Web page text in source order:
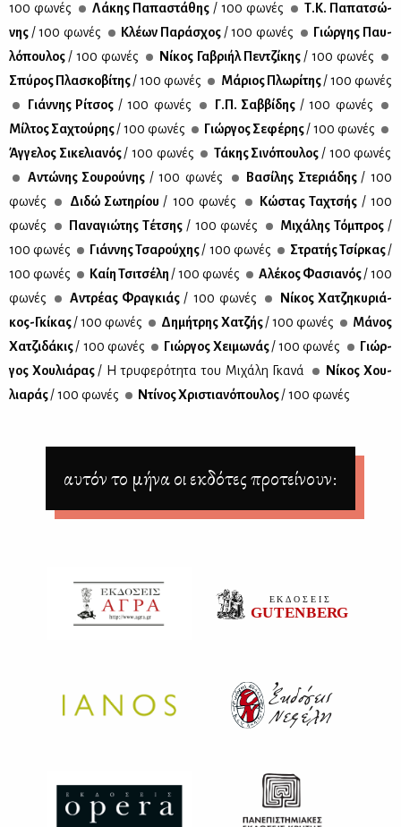
100 φω­νές
Λά­κης Πα­πα­στά­θης / 100 φω­νές
Τ.Κ. Πα­πα­τσώ­
νης/ 100 φω­νές Κλέ­ων Πα­ρά­σχος/ 100 φω­νές
Γιώρ­γης Παυ­
λό­που­λος/ 100 φω­νές Νί­κος Γα­βρι­ήλ Πεν­τζί­κης/ 100 φω­νές
Σπύ­ρος Πλα­σκο­βί­της/ 100 φω­νές Μά­ριος Πλω­ρί­της/ 100 φω­νές
Γιάν­νης Ρί­τσος / 100 φω­νές Γ.Π. Σαβ­βί­δης / 100 φω­νές
Μίλ­τος Σα­χτού­ρης/ 100 φω­νές Γιώρ­γος Σε­φέ­ρης/ 100 φω­νές
Άγ­γε­λος Σι­κε­λια­νός/ 100 φω­νές Τά­κης Σι­νό­που­λος/ 100 φω­νές
Αντώ­νης Σου­ρού­νης / 100 φω­νές Βα­σί­λης Στε­ριά­δης/ 100
φω­νές
Δι­δώ Σω­τη­ρί­ου/ 100 φω­νές Κώ­στας Τα­χτσής / 100
φω­νές
Πα­να­γιώ­της Τέ­τσης / 100 φω­νές Μι­χά­λης Τό­μπρος/
100 φω­νές
Γιάν­νης Τσα­ρού­χης/ 100 φω­νές Στρα­τής Τσίρ­κας/
100 φω­νές
Καίη Τσι­τσέ­λη/ 100 φω­νές Αλέ­κος Φα­σια­νός/ 100
φω­νές
Αντρέ­ας Φρα­γκιάς/ 100 φω­νές
Νί­κος Χα­τζη­κυ­ριά­
κος-Γκί­κας/ 100 φω­νές Δη­μή­τρης Χα­τζής/ 100 φω­νές
Μά­νος
Χα­τζι­δά­κις/ 100 φω­νές Γιώρ­γος Χει­μω­νάς/ 100 φω­νές
Γιώρ­
γος Χου­λιά­ρας/ Η τρυ­φε­ρό­τη­τα του Μι­χά­λη Γκα­νά
Νί­κος Χου­
λια­ράς/ 100 φω­νές Ντί­νος Χρι­στια­νό­που­λος/ 100 φω­νές
αυτόν το μήνα οι εκδότες προτείνουν: